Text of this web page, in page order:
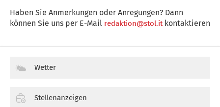
Haben Sie Anmerkungen oder Anregungen? Dann
können Sie uns per E-Mail redaktion@stol.itkontaktieren
Wetter
Stellenanzeigen